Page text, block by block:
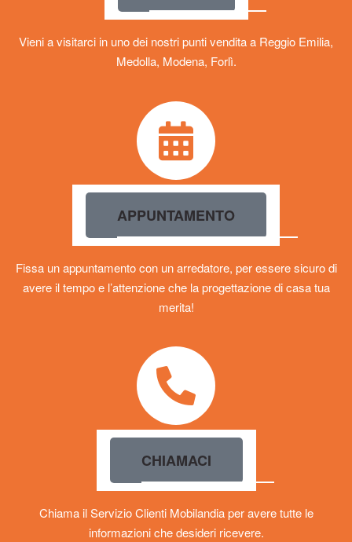
Vieni a visitarci in uno dei nostri punti vendita a Reggio Emilia,
Medolla, Modena, Forlì.
APPUNTAMENTO
Fissa un appuntamento con un arredatore, per essere sicuro di
avere il tempo e l’attenzione che la progettazione di casa tua
merita!
CHIAMACI
Chiama il Servizio Clienti Mobilandia per avere tutte le
informazioni che desideri ricevere.